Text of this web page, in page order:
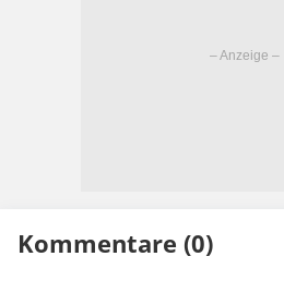
Kommentare (0)